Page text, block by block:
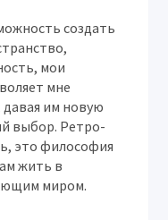
создать
мои
мне
им новую
выбор. Ретро-
это философия
жить в
миром.